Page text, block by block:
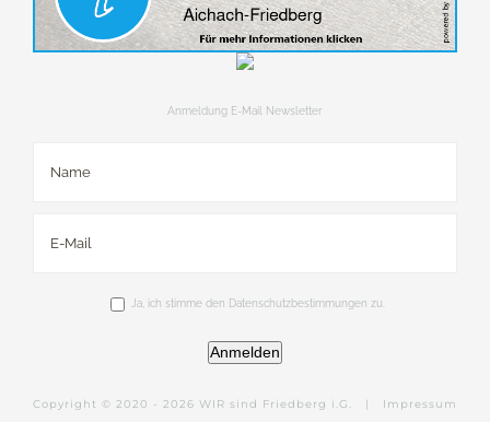
Anmeldung E-Mail Newsletter
Ja, ich stimme den Datenschutzbestimmungen zu.
Anmelden
Copyright © 2020 - 2026 WIR sind Friedberg i.G. | Impressum